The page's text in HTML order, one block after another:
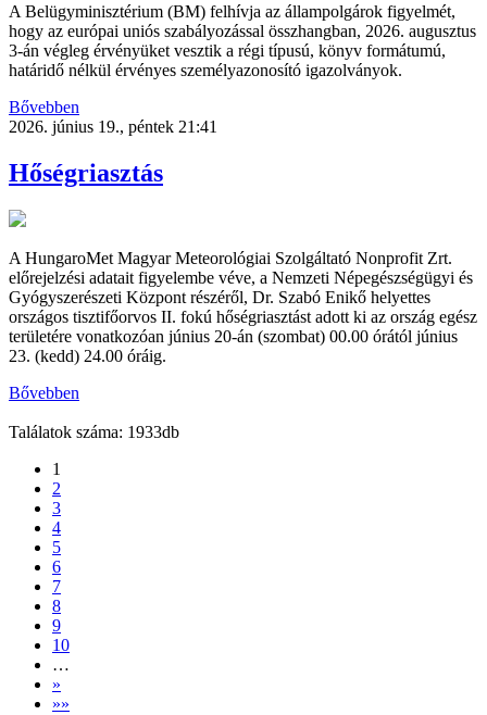
A Belügyminisztérium (BM) felhívja az állampolgárok figyelmét,
hogy az európai uniós szabályozással összhangban, 2026. augusztus
3-án végleg érvényüket vesztik a régi típusú, könyv formátumú,
határidő nélkül érvényes személyazonosító igazolványok.
Bővebben
2026. június 19., péntek 21:41
Hőségriasztás
A HungaroMet Magyar Meteorológiai Szolgáltató Nonprofit Zrt.
előrejelzési adatait figyelembe véve, a Nemzeti Népegészségügyi és
Gyógyszerészeti Központ részéről, Dr. Szabó Enikő helyettes
országos tisztifőorvos II. fokú hőségriasztást adott ki az ország egész
területére vonatkozóan június 20-án (szombat) 00.00 órától június
23. (kedd) 24.00 óráig.
Bővebben
Találatok száma: 1933db
1
2
3
4
5
6
7
8
9
10
…
»
»»